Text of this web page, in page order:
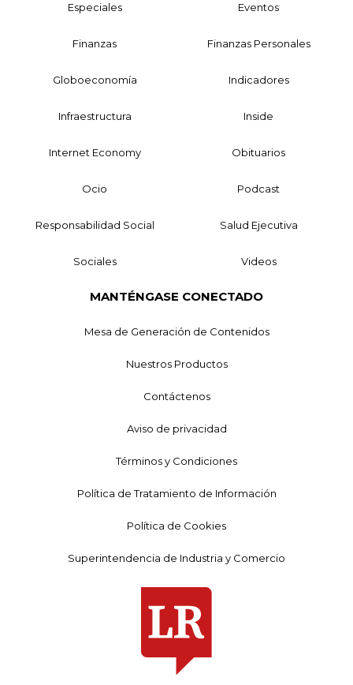
Especiales Eventos
Finanzas Finanzas Personales
Globoeconomía Indicadores
Infraestructura Inside
Internet Economy Obituarios
Ocio Podcast
Responsabilidad Social Salud Ejecutiva
Sociales Videos
MANTÉNGASE CONECTADO
Mesa de Generación de Contenidos
Nuestros Productos
Contáctenos
Aviso de privacidad
Términos y Condiciones
Política de Tratamiento de Información
Política de Cookies
Superintendencia de Industria y Comercio